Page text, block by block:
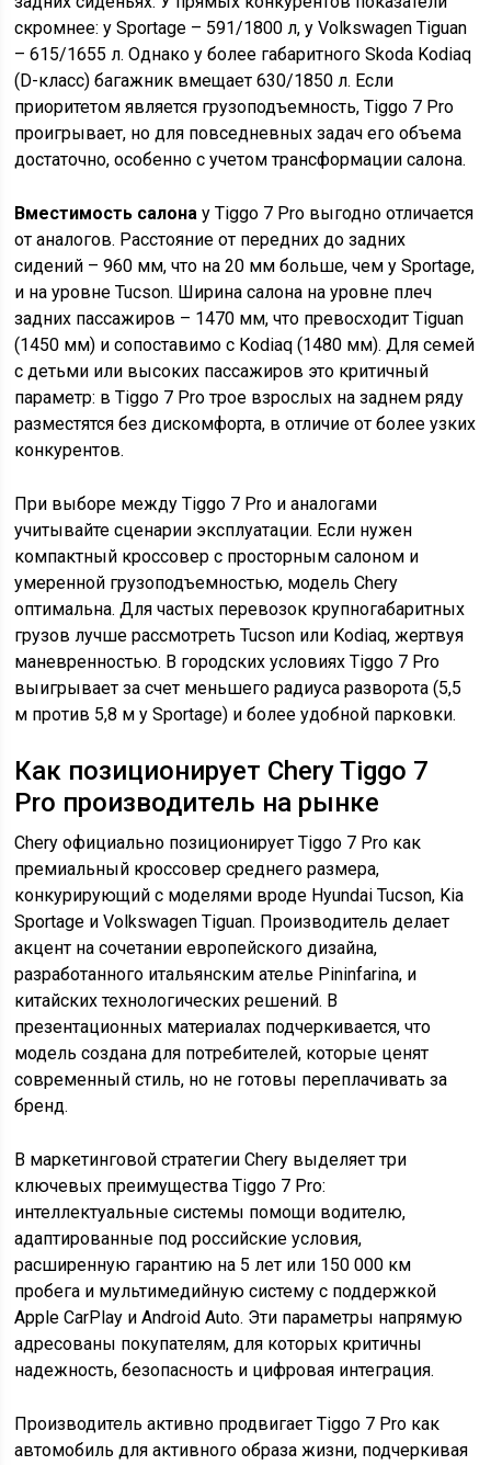
скромнее: у Sportage – 591/1800 л, у Volkswagen Tiguan
– 615/1655 л. Однако у более габаритного Skoda Kodiaq
(D-класс) багажник вмещает 630/1850 л. Если
приоритетом является грузоподъемность, Tiggo 7 Pro
проигрывает, но для повседневных задач его объема
достаточно, особенно с учетом трансформации салона.
Вместимость салона у Tiggo 7 Pro выгодно отличается
от аналогов. Расстояние от передних до задних
сидений – 960 мм, что на 20 мм больше, чем у Sportage,
и на уровне Tucson. Ширина салона на уровне плеч
задних пассажиров – 1470 мм, что превосходит Tiguan
(1450 мм) и сопоставимо с Kodiaq (1480 мм). Для семей
с детьми или высоких пассажиров это критичный
параметр: в Tiggo 7 Pro трое взрослых на заднем ряду
разместятся без дискомфорта, в отличие от более узких
конкурентов.
При выборе между Tiggo 7 Pro и аналогами
учитывайте сценарии эксплуатации. Если нужен
компактный кроссовер с просторным салоном и
умеренной грузоподъемностью, модель Chery
оптимальна. Для частых перевозок крупногабаритных
грузов лучше рассмотреть Tucson или Kodiaq, жертвуя
маневренностью. В городских условиях Tiggo 7 Pro
выигрывает за счет меньшего радиуса разворота (5,5
м против 5,8 м у Sportage) и более удобной парковки.
Как позиционирует Chery Tiggo 7
Pro производитель на рынке
Chery официально позиционирует Tiggo 7 Pro как
премиальный кроссовер среднего размера,
конкурирующий с моделями вроде Hyundai Tucson, Kia
Sportage и Volkswagen Tiguan. Производитель делает
акцент на сочетании европейского дизайна,
разработанного итальянским ателье Pininfarina, и
китайских технологических решений. В
презентационных материалах подчеркивается, что
модель создана для потребителей, которые ценят
современный стиль, но не готовы переплачивать за
бренд.
В маркетинговой стратегии Chery выделяет три
ключевых преимущества Tiggo 7 Pro:
интеллектуальные системы помощи водителю,
адаптированные под российские условия,
расширенную гарантию на 5 лет или 150 000 км
пробега и мультимедийную систему с поддержкой
Apple CarPlay и Android Auto. Эти параметры напрямую
адресованы покупателям, для которых критичны
надежность, безопасность и цифровая интеграция.
Производитель активно продвигает Tiggo 7 Pro как
автомобиль для активного образа жизни, подчеркивая